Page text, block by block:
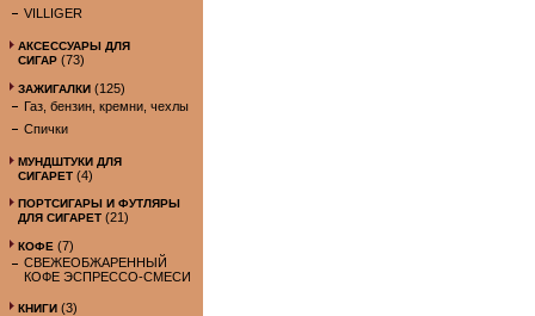
VILLIGER
АКСЕССУАРЫ ДЛЯ
СИГАР (73)
ЗАЖИГАЛКИ (125)
Газ, бензин, кремни, чехлы
Спички
МУНДШТУКИ ДЛЯ
СИГАРЕТ (4)
ПОРТСИГАРЫ И ФУТЛЯРЫ
ДЛЯ СИГАРЕТ (21)
КОФЕ (7)
СВЕЖЕОБЖАРЕННЫЙ
КОФЕ ЭСПРЕССО-СМЕСИ
КНИГИ (3)